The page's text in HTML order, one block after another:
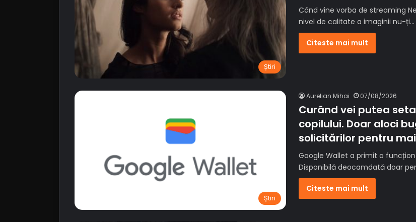
Știri
Când vine vorba de streaming
nivel de calitate a imaginii nu-ți…
Citeste mai mult
Știri
Aurelian Mihai 07/08/2026
Curând vei putea
copilului. Doar aloci
solicitărilor pentru
Google Wallet a primit o
Disponibilă deocamdată doar
Citeste mai mult